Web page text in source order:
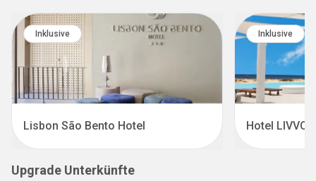
Inklusive
Lisbon São Bento Hotel
Inklusive
Hotel LIVVO
Upgrade Unterkünfte